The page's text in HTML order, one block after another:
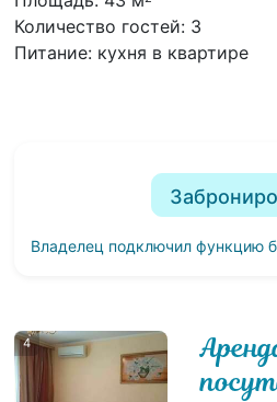
Количество гостей: 3
Питание: кухня в квартире
Владелец подключил функцию
4